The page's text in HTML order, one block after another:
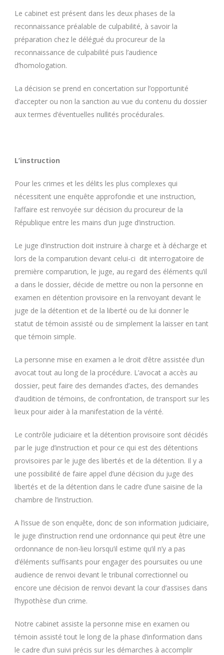
Le cabinet est présent dans les deux phases de la
reconnaissance préalable de culpabilité, à savoir la
préparation chez le délégué du procureur de la
reconnaissance de culpabilité puis l’audience
d’homologation.
La décision se prend en concertation sur l’opportunité
d’accepter ou non la sanction au vue du contenu du dossier
aux termes d’éventuelles nullités procédurales.
L’instruction
Pour les crimes et les délits les plus complexes qui
nécessitent une enquête approfondie et une instruction,
l’affaire est renvoyée sur décision du procureur de la
République entre les mains d’un juge d’instruction.
Le juge d’instruction doit instruire à charge et à décharge et
lors de la comparution devant celui-ci dit interrogatoire de
première comparution, le juge, au regard des éléments qu’il
a dans le dossier, décide de mettre ou non la personne en
examen en détention provisoire en la renvoyant devant le
juge de la détention et de la liberté ou de lui donner le
statut de témoin assisté ou de simplement la laisser en tant
que témoin simple.
La personne mise en examen a le droit d’être assistée d’un
avocat tout au long de la procédure. L’avocat a accès au
dossier, peut faire des demandes d’actes, des demandes
d’audition de témoins, de confrontation, de transport sur les
lieux pour aider à la manifestation de la vérité.
Le contrôle judiciaire et la détention provisoire sont décidés
par le juge d’instruction et pour ce qui est des détentions
provisoires par le juge des libertés et de la détention. Il y a
une possibilité de faire appel d’une décision du juge des
libertés et de la détention dans le cadre d’une saisine de la
chambre de l’instruction.
A l’issue de son enquête, donc de son information judiciaire,
le juge d’instruction rend une ordonnance qui peut être une
ordonnance de non-lieu lorsqu’il estime qu’il n’y a pas
d’éléments suffisants pour engager des poursuites ou une
audience de renvoi devant le tribunal correctionnel ou
encore une décision de renvoi devant la cour d’assises dans
l’hypothèse d’un crime.
Notre cabinet assiste la personne mise en examen ou
témoin assisté tout le long de la phase d’information dans
le cadre d’un suivi précis sur les démarches à accomplir